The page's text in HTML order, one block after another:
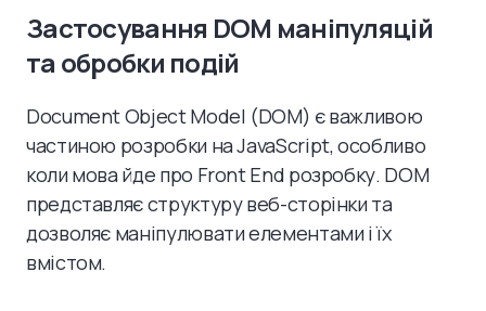
Застосування DOM маніпуляцій
та обробки подій
Document Object Model (DOM) є важливою
частиною розробки на JavaScript, особливо
коли мова йде про Front End розробку. DOM
представляє структуру веб-сторінки та
дозволяє маніпулювати елементами і їх
вмістом.